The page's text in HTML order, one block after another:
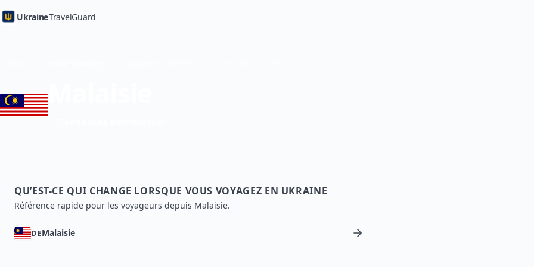
UkraineTravelGuard
QU’EST-CE QUI CHANGE LORSQUE VOUS VOYAGEZ EN UKRAINE
Référence rapide pour les voyageurs depuis Malaisie.
DEMalaisie